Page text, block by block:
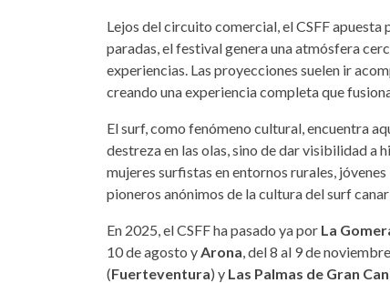
Lejos del circuito comercial, el CSFF apuesta
paradas, el festival genera una atmósfera
experiencias. Las proyecciones suelen ir
creando una experiencia completa que
El surf, como fenómeno cultural, encuentra
destreza en las olas, sino de dar visibilidad a
mujeres surfistas en entornos rurales,
pioneros anónimos de la cultura del surf
En 2025, el CSFF ha pasado ya por La
10 de agosto y Arona , del 8 al 9 de
(Fuerteventura) y Las Palmas de Gran